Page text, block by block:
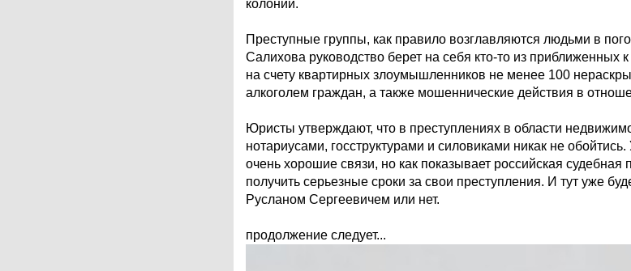
колонии.
Преступные группы, как правило возглавляются людьми в
Салихова руководство берет на себя кто-то из приближенных
на счету квартирных злоумышленников не менее 100
алкоголем граждан, а также мошеннические действия в
Юристы утверждают, что в преступлениях в области
нотариусами, госструктурами и силовиками никак не
очень хорошие связи, но как показывает российская
получить серьезные сроки за свои преступления. И тут уже
Русланом Сергеевичем или нет.
продолжение следует...